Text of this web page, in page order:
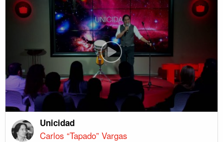
Unicidad
Carlos “Tapado” Vargas